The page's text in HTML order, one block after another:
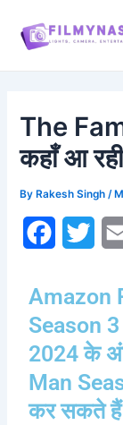
content
The
कहाँ आ
ByRakesh Singh /
c
e
b
o
i
t
t
e
Amazon
Season 3
2024 के
Man
कर सकते
navigation